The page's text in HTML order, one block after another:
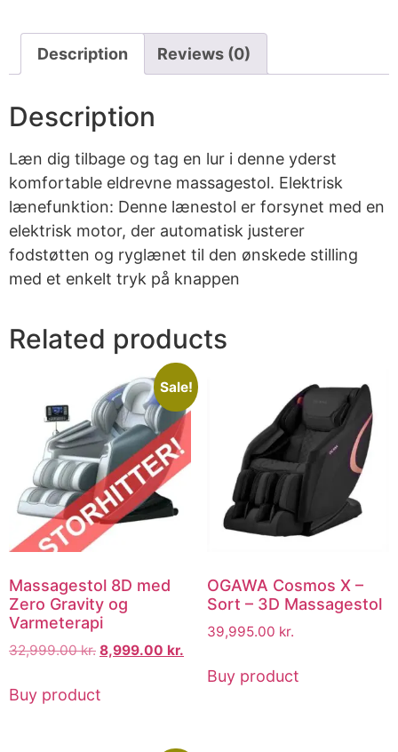
Description Reviews (0)
Description
Læn dig tilbage og tag en lur i denne yderst
komfortable eldrevne massagestol. Elektrisk
lænefunktion: Denne lænestol er forsynet med en
elektrisk motor, der automatisk justerer
fodstøtten og ryglænet til den ønskede stilling
med et enkelt tryk på knappen
Related products
Sale!
Massagestol 8D med
Zero Gravity og
Varmeterapi
32,999.00kr. 8,999.00 kr.
Buy product
OGAWA Cosmos X –
Sort – 3D Massagestol
39,995.00 kr.
Buy product